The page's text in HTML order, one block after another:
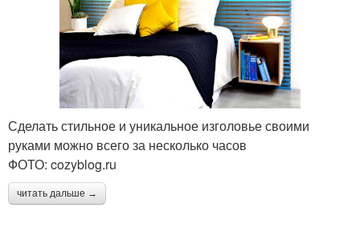
Сделать стильное и уникальное изголовье своими
руками можно всего за несколько часов
ФОТО: cozyblog.ru
читать дальше →